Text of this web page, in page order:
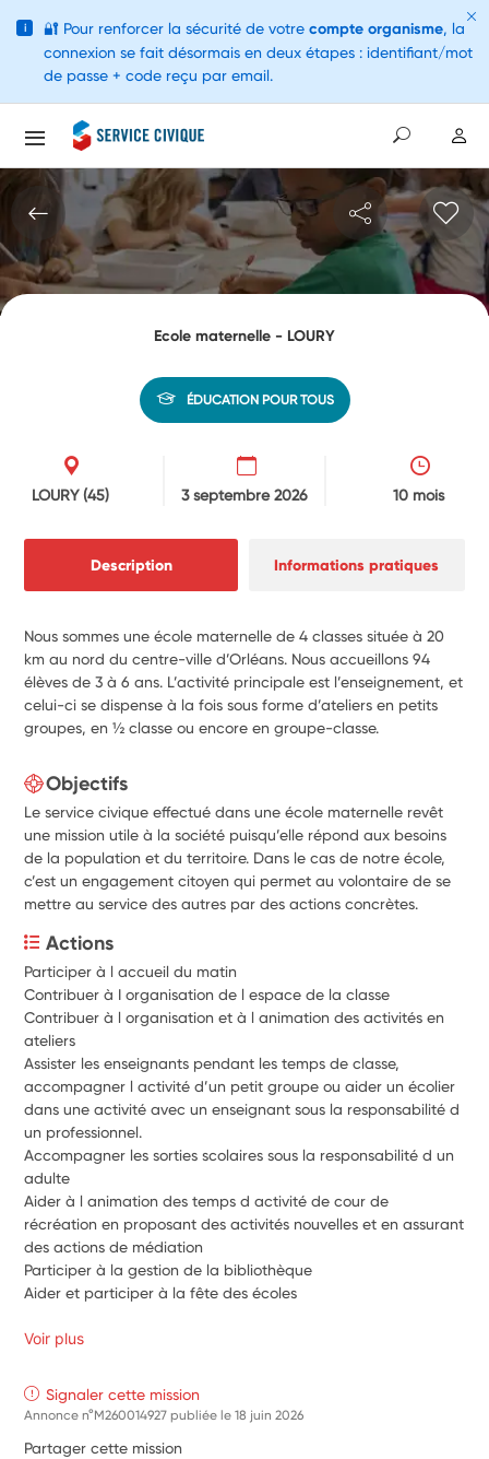
Ecole maternelle - LOURY
ÉDUCATION POUR TOUS
LOURY(45) 3 septembre 2026 10 mois
Description Informations pratiques
Nous sommes une école maternelle de 4 classes située à 20
km au nord du centre-ville d’Orléans. Nous accueillons 94
élèves de 3 à 6 ans. L’activité principale est l’enseignement, et
celui-ci se dispense à la fois sous forme d’ateliers en petits
groupes, en ½ classe ou encore en groupe-classe.
Objectifs
Le service civique effectué dans une école maternelle revêt
une mission utile à la société puisqu’elle répond aux besoins
de la population et du territoire. Dans le cas de notre école,
c’est un engagement citoyen qui permet au volontaire de se
mettre au service des autres par des actions concrètes.
Actions
Participer à l accueil du matin
Contribuer à I organisation de l espace de la classe
Contribuer à l organisation et à l animation des activités en
ateliers
Assister les enseignants pendant les temps de classe,
accompagner l activité d’un petit groupe ou aider un écolier
dans une activité avec un enseignant sous la responsabilité d
un professionnel.
Accompagner les sorties scolaires sous la responsabilité d un
adulte
Aider à l animation des temps d activité de cour de
récréation en proposant des activités nouvelles et en assurant
des actions de médiation
Participer à la gestion de la bibliothèque
Aider et participer à la fête des écoles
Voir plus
Signaler cette mission
Annonce n°M260014927 publiée le18 juin 2026
Partager cette mission
i 🔐 Pour renforcer la sécurité de votre compte organisme, la
connexion se fait désormais en deux étapes : identifiant/mot
de passe + code reçu par email.